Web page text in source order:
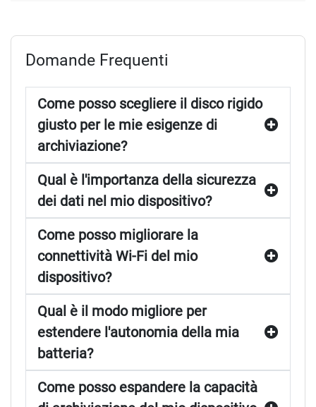
dispositivi. Inoltre, Origin Storage offre anche accessori per
tablet e smartphone, come cover, screen protector e
caricabatterie portatili, progettati per migliorare l’esperienza
d’uso dei dispositivi mobili. Il marchio è noto per la sua
attenzione alla qualità e alla innovazione, offrendo
soluzioni tecnologiche avanzate e affidabili per gli utenti
privati e aziendali. La presenza di Origin Storage sui
clienti di acquistare facilmente i prodotti del marchio,
godendo di una comoda esperienza di shopping online.
Con Origin Storage, gli utenti possono trovare tutto ciò di
sicurezza dei loro dispositivi, dallo storage alle connessioni
wireless, tutto in un unico luogo.
Domande Frequenti
Come posso scegliere il disco rigido
giusto per le mie esigenze di
archiviazione?
Qual è l'importanza della sicurezza
dei dati nel mio dispositivo?
Come posso migliorare la
connettività Wi-Fi del mio
dispositivo?
Qual è il modo migliore per
estendere l'autonomia della mia
batteria?
Come posso espandere la capacità